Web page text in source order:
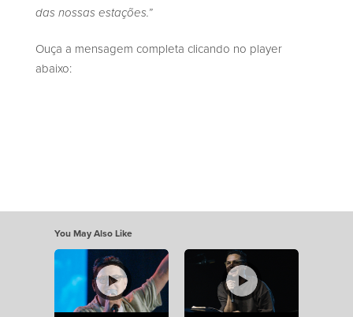
das nossas estações.”
Ouça a mensagem completa clicando no player
abaixo:
You May Also Like